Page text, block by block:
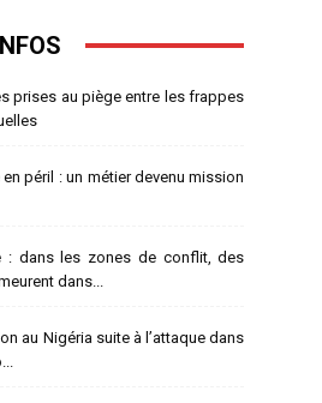
prises au piège entre les frappes
péril : un métier devenu mission
: dans les zones de conflit, des
dans...
au Nigéria suite à l’attaque dans